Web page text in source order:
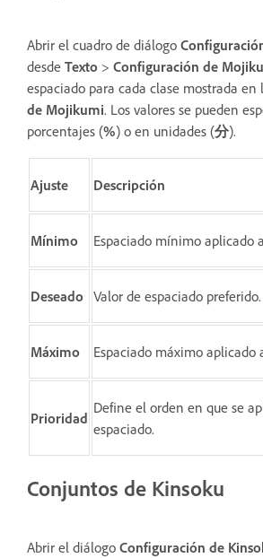
Abrir el cuadro de diálogo
desde Texto > Configuración de
espaciado para cada clase mostrada en
de Mojikumi. Los valores se pueden
porcentajes (%) o en unidades (分).
Ajuste Descripción
Mínimo Espaciado mínimo aplicado
Deseado Valor de espaciado preferido.
Máximo Espaciado máximo aplicado
Prioridad
Define el orden en que se
espaciado.
Conjuntos de Kinsoku
Abrir el diálogo Configuración de